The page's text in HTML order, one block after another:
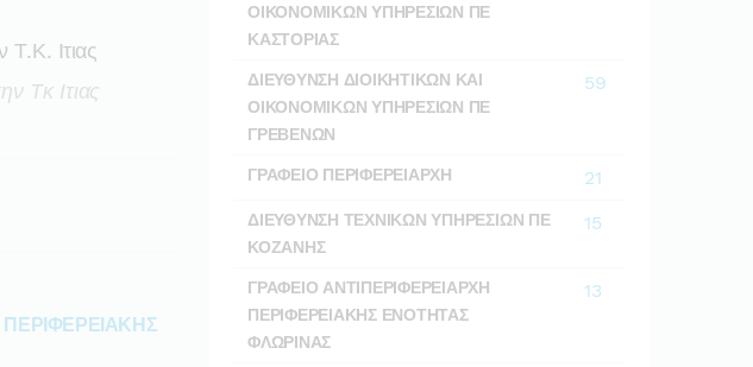
ΟΙΚΟΝΟΜΙΚΩΝ ΥΠΗΡΕΣΙΩΝ ΠΕ
ΚΑΣΤΟΡΙΑΣ
ΔΙΕΥΘΥΝΣΗ ΔΙΟΙΚΗΤΙΚΩΝ ΚΑΙ
ΟΙΚΟΝΟΜΙΚΩΝ ΥΠΗΡΕΣΙΩΝ ΠΕ
ΓΡΕΒΕΝΩΝ
59
ΓΡΑΦΕΙΟ ΠΕΡΙΦΕΡΕΙΑΡΧΗ 21
ΔΙΕΥΘΥΝΣΗ ΤΕΧΝΙΚΩΝ ΥΠΗΡΕΣΙΩΝ ΠΕ
ΚΟΖΑΝΗΣ
15
ΓΡΑΦΕΙΟ ΑΝΤΙΠΕΡΙΦΕΡΕΙΑΡΧΗ
ΠΕΡΙΦΕΡΕΙΑΚΗΣ ΕΝΟΤΗΤΑΣ
ΦΛΩΡΙΝΑΣ
13
Ιτιας
Τκ Ιτιας